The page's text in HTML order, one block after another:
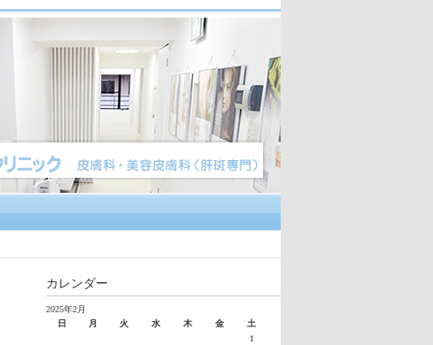
カレンダー
2025年2月
日
月 火 水 木 金
土
1